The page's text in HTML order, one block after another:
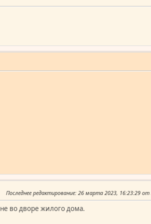
Последнее редактирование: 26 марта 2023, 16:23:29 от
во дворе жилого дома.